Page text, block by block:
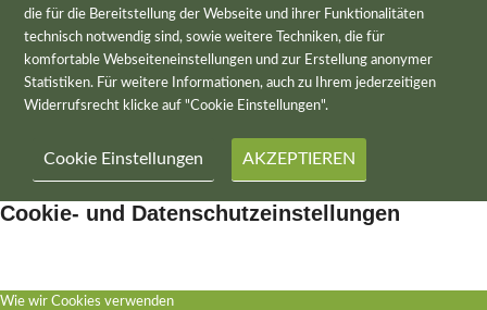
die für die Bereitstellung der Webseite und ihrer Funktionalitäten
technisch notwendig sind, sowie weitere Techniken, die für
komfortable Webseiteneinstellungen und zur Erstellung anonymer
Statistiken. Für weitere Informationen, auch zu Ihrem jederzeitigen
Widerrufsrecht klicke auf "Cookie Einstellungen".
Cookie Einstellungen AKZEPTIEREN
Cookie- und Datenschutzeinstellungen
Wie wir Cookies verwenden